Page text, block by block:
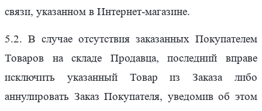
связи, указанном в Интернет-магазине.
5.2. В случае отсутствия заказанных Покупателем
Товаров на складе Продавца, последний вправе
исключить указанный Товар из Заказа либо
аннулировать Заказ Покупателя, уведомив об этом